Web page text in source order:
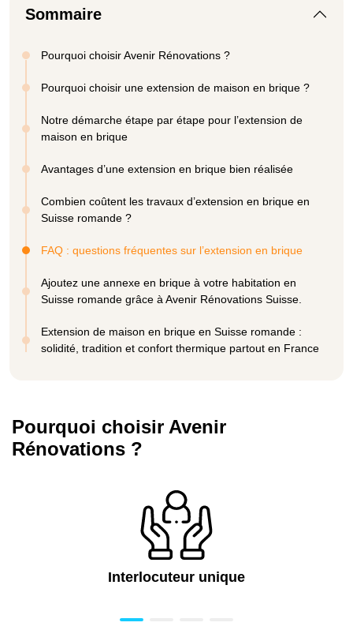
Sommaire
Pourquoi choisir Avenir Rénovations ?
Pourquoi choisir une extension de maison en brique ?
Notre démarche étape par étape pour l’extension de
maison en brique
Avantages d’une extension en brique bien réalisée
Combien coûtent les travaux d’extension en brique en
Suisse romande ?
FAQ : questions fréquentes sur l’extension en brique
Ajoutez une annexe en brique à votre habitation en
Suisse romande grâce à Avenir Rénovations Suisse.
Extension de maison en brique en Suisse romande :
solidité, tradition et confort thermique partout en France
Pourquoi choisir Avenir
Rénovations ?
Interlocuteur unique